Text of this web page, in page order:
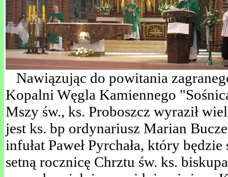
Nawiązując do powitania
Kopalni Węgla Kamiennego
Mszy św., ks. Proboszcz wyraził
jest ks. bp ordynariusz Marian
infułat Paweł Pyrchała, który
setną rocznicę Chrztu św. ks.